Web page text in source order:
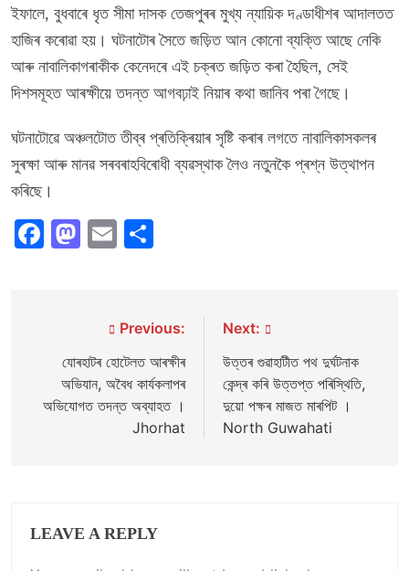
ইফালে, বুধবাৰে ধৃত সীমা দাসক তেজপুৰৰ মুখ্য ন্যায়িক দণ্ডাধীশৰ আদালতত
হাজিৰ কৰোৱা হয়। ঘটনাটোৰ সৈতে জড়িত আন কোনো ব্যক্তি আছে নেকি
আৰু নাবালিকাগৰাকীক কেনেদৰে এই চক্ৰত জড়িত কৰা হৈছিল, সেই
দিশসমূহত আৰক্ষীয়ে তদন্ত আগবঢ়াই নিয়াৰ কথা জানিব পৰা গৈছে।
ঘটনাটোৱে অঞ্চলটোত তীব্ৰ প্ৰতিক্ৰিয়াৰ সৃষ্টি কৰাৰ লগতে নাবালিকাসকলৰ
সুৰক্ষা আৰু মানৱ সৰবৰাহবিৰোধী ব্যৱস্থাক লৈও নতুনকৈ প্ৰশ্ন উত্থাপন
কৰিছে।
Facebook
Mastodon
Email
navigation
Previous:
যোৰহাটৰ হোটেলত আৰক্ষীৰ
অভিযান, অবৈধ কাৰ্যকলাপৰ
অভিযোগত তদন্ত অব্যাহত ।
Jhorhat
Next:
উত্তৰ গুৱাহাটীত পথ দুৰ্ঘটনাক
কেন্দ্ৰ কৰি উত্তপ্ত পৰিস্থিতি,
দুয়ো পক্ষৰ মাজত মাৰপিট ।
North Guwahati
LEAVE A REPLY